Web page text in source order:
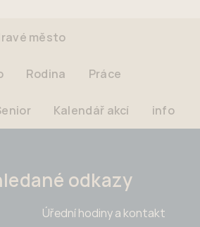
město
Rodina Práce
Kalendář akcí info
odkazy
Úřední hodiny a kontakt